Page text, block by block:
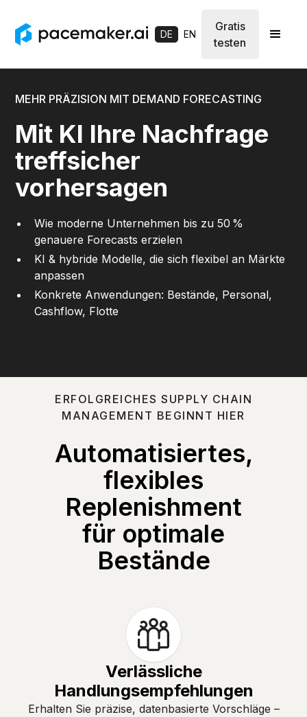
DE EN
Gratis
testen
MEHR PRÄZISION MIT DEMAND FORECASTING
Mit KI Ihre Nachfrage
treffsicher
vorhersagen
Wie moderne Unternehmen bis zu 50 %
genauere Forecasts erzielen
KI & hybride Modelle, die sich flexibel an Märkte
anpassen
Konkrete Anwendungen: Bestände, Personal,
Cashflow, Flotte
ERFOLGREICHES SUPPLY CHAIN
MANAGEMENT BEGINNT HIER
Automatisiertes,
flexibles
Replenishment
für optimale
Bestände
Verlässliche
Handlungsempfehlungen
Erhalten Sie präzise, datenbasierte Vorschläge –